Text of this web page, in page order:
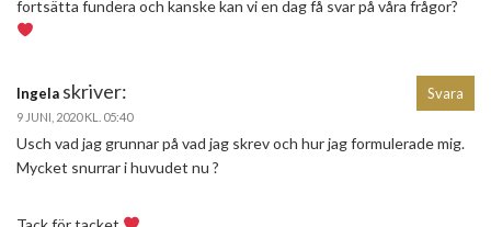
fortsätta fundera och kanske kan vi en dag få svar på våra frågor?
Ingela skriver:
9 JUNI, 2020 KL. 05:40
Usch vad jag grunnar på vad jag skrev och hur jag formulerade mig.
Mycket snurrar i huvudet nu ?
Svara